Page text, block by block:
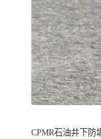
CPMR石油井下防